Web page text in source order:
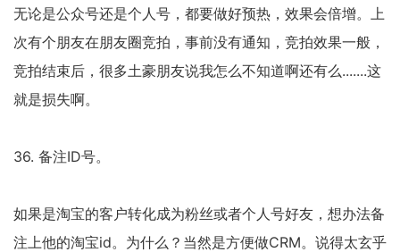
无论是公众号还是个人号，都要做好预热，效果会倍增。上
次有个朋友在朋友圈竞拍，事前没有通知，竞拍效果一般，
竞拍结束后，很多土豪朋友说我怎么不知道啊还有么.......这
就是损失啊。
36. 备注ID号。
如果是淘宝的客户转化成为粉丝或者个人号好友，想办法备
注上他的淘宝id。为什么？当然是方便做CRM。说得太玄乎